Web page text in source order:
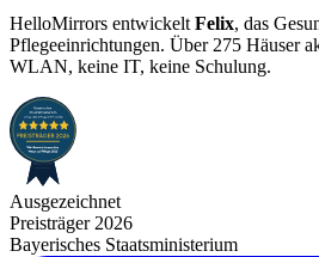
HelloMirrors entwickeltFelix, das
Pflegeeinrichtungen. Über 275 Häuser
WLAN, keine IT, keine Schulung.
Ausgezeichnet
Preisträger 2026
Bayerisches Staatsministerium